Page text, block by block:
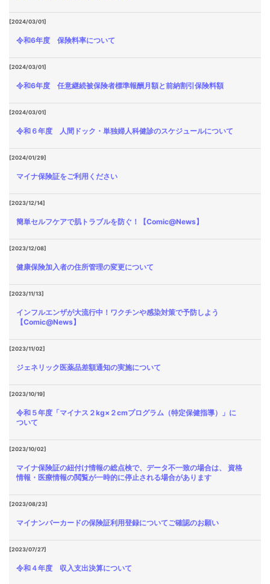
[2024/03/01]
令和6年度 保険料率について
[2024/03/01]
令和6年度 任意継続被保険者標準報酬月額と前納割引保険料額
[2024/03/01]
令和６年度 人間ドック・単独婦人科健診のスケジュールについて
[2024/01/29]
マイナ保険証をご利用ください
[2023/12/14]
簡単セルフケアで肌トラブルを防ぐ！【Comic@News】
[2023/12/08]
健康保険加入者の住所管理の変更について
[2023/11/13]
インフルエンザが大流行中！ワクチンや感染対策で予防しよう
【Comic@News】
[2023/11/02]
ジェネリック医薬品差額通知の実施について
[2023/10/19]
令和５年度「マイナス２kg×２cmプログラム（特定保健指導）」に
ついて
[2023/10/02]
マイナ保険証の紐付け情報の総点検で、データ不一致の場合は、 資格
情報・医療情報の閲覧が一時的に停止される場合があります
[2023/08/23]
マイナンバーカードの保険証利用登録についてご確認のお願い
[2023/07/27]
令和４年度 収入支出決算について